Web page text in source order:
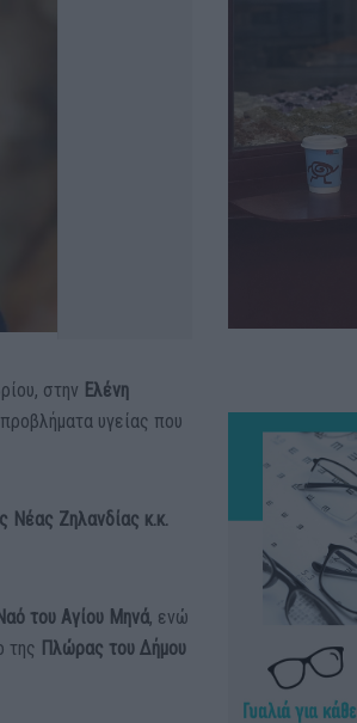
στην Ελένη
υγείας που
Νέας Ζηλανδίας κ.κ.
του Αγίου Μηνά, ενώ
της Πλώρας του Δήμου